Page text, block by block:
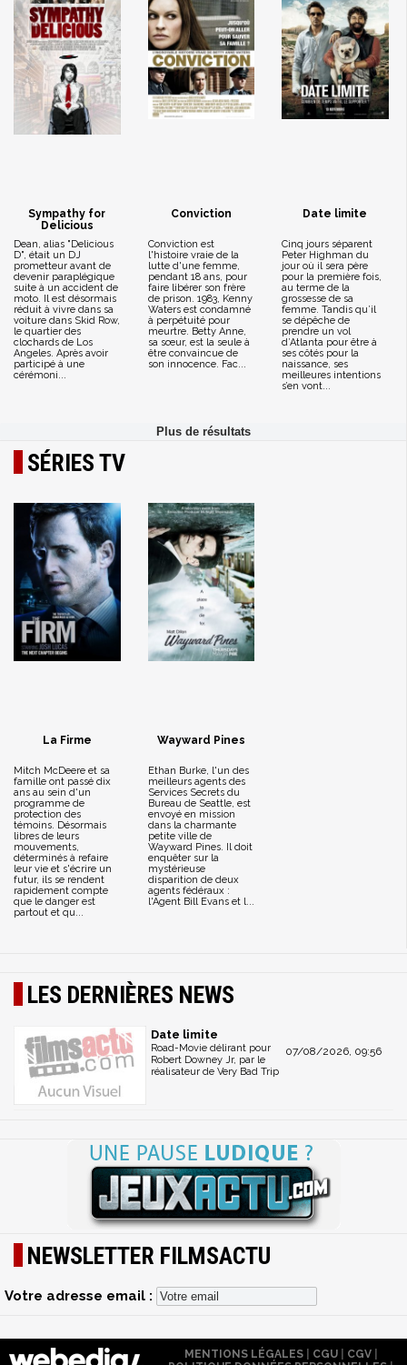
Sympathy for
Delicious
Dean, alias "Delicious
D", était un DJ
prometteur avant de
devenir paraplégique
suite à un accident de
moto. Il est désormais
réduit à vivre dans sa
voiture dans Skid Row,
le quartier des
clochards de Los
Angeles. Après avoir
participé à une
cérémoni...
Conviction
Conviction est
l'histoire vraie de la
lutte d'une femme,
pendant 18 ans, pour
faire libérer son frère
de prison. 1983, Kenny
Waters est condamné
à perpétuité pour
meurtre. Betty Anne,
sa sœur, est la seule à
être convaincue de
son innocence. Fac...
Date limite
Cinq jours séparent
Peter Highman du
jour où il sera père
pour la première fois,
au terme de la
grossesse de sa
femme. Tandis qu’il
se dépêche de
prendre un vol
d’Atlanta pour être à
ses côtés pour la
naissance, ses
meilleures intentions
s’en vont...
SÉRIES TV
La Firme
Mitch McDeere et sa
famille ont passé dix
ans au sein d'un
programme de
protection des
témoins. Désormais
libres de leurs
mouvements,
déterminés à refaire
leur vie et s'écrire un
futur, ils se rendent
rapidement compte
que le danger est
partout et qu...
Wayward Pines
Ethan Burke, l'un des
meilleurs agents des
Services Secrets du
Bureau de Seattle, est
envoyé en mission
dans la charmante
petite ville de
Wayward Pines. Il doit
enquêter sur la
mystérieuse
disparition de deux
agents fédéraux :
l'Agent Bill Evans et l...
LES DERNIÈRES NEWS
Date limite
07/08/2026, 09:56
Road-Movie délirant pour
Robert Downey Jr, par le
réalisateur de Very Bad Trip
NEWSLETTER FILMSACTU
Votre adresse email :
MENTIONS LÉGALES| CGU| CGV|